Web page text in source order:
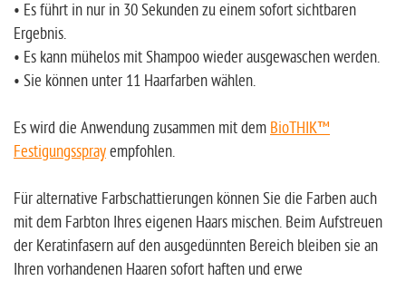
• Es führt in nur in 30 Sekunden zu einem sofort sichtbaren
Ergebnis.
• Es kann mühelos mit Shampoo wieder ausgewaschen werden.
• Sie können unter 11 Haarfarben wählen.
Es wird die Anwendung zusammen mit dem BioTHIK™
Festigungssprayempfohlen.
Für alternative Farbschattierungen können Sie die Farben auch
mit dem Farbton Ihres eigenen Haars mischen. Beim Aufstreuen
der Keratinfasern auf den ausgedünnten Bereich bleiben sie an
Ihren vorhandenen Haaren sofort haften und erwe